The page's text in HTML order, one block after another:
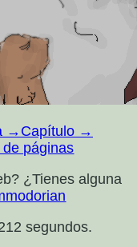
→ Capítulo →
de páginas
¿Tienes alguna
segundos.